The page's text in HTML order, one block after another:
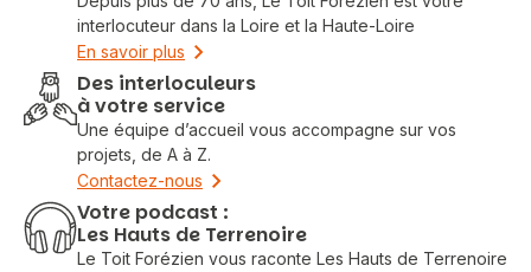
interlocuteur dans la Loire et la Haute-Loire
En savoir plus
Des interloculeurs
à votre service
Une équipe d’accueil vous accompagne sur vos
projets, de A à Z.
Contactez-nous
Votre podcast :
Les Hauts de Terrenoire
Le Toit Forézien vous raconte Les Hauts de Terrenoire